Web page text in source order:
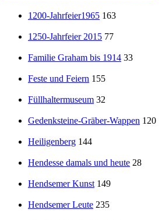
1200-Jahrfeier1965 163
1250-Jahrfeier 2015 77
Familie Graham bis 1914 33
Feste und Feiern 155
Füllhaltermuseum 32
Gedenksteine-Gräber-Wappen 120
Heiligenberg 144
Hendesse damals und heute 28
Hendsemer Kunst 149
Hendsemer Leute 235